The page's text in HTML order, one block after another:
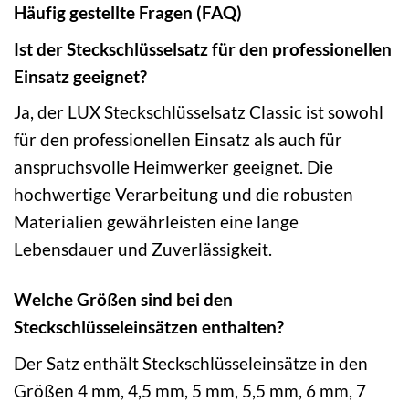
Häufig gestellte Fragen (FAQ)
Ist der Steckschlüsselsatz für den professionellen
Einsatz geeignet?
Ja, der LUX Steckschlüsselsatz Classic ist sowohl
für den professionellen Einsatz als auch für
anspruchsvolle Heimwerker geeignet. Die
hochwertige Verarbeitung und die robusten
Materialien gewährleisten eine lange
Lebensdauer und Zuverlässigkeit.
Welche Größen sind bei den
Steckschlüsseleinsätzen enthalten?
Der Satz enthält Steckschlüsseleinsätze in den
Größen 4 mm, 4,5 mm, 5 mm, 5,5 mm, 6 mm, 7